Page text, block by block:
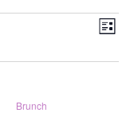
Liste
Brunch